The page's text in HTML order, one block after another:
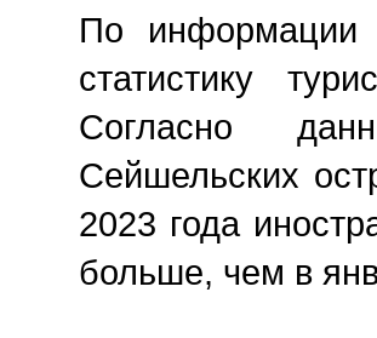
По информации
статистику
Согласно
Сейшельских
2023 года
больше, чем в